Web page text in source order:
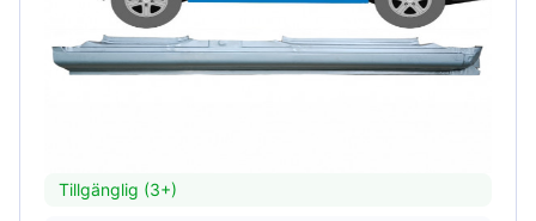
Tillgänglig (3+)